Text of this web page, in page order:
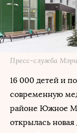
Пресс-служба
16 000 детей и
современную
районе Южное
открылась